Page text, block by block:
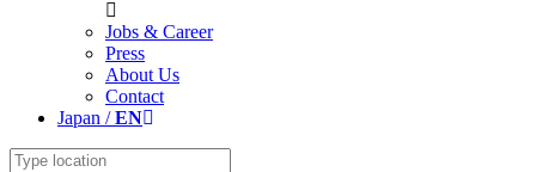
Jobs & Career
Press
About Us
Contact
Japan /EN